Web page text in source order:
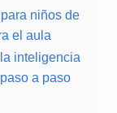
niños de
el aula
inteligencia
a paso